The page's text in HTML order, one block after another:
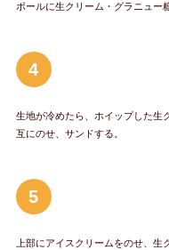
ボールに生クリーム・グラニュー
4
生地が冷めたら、ホイップした生
互にのせ、サンドする。
5
上部にアイスクリームをのせ、